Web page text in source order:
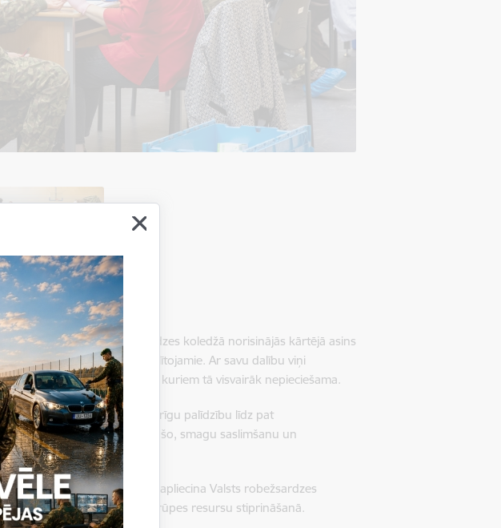
filiāli Valsts robežsardzes koledžā norisinājās kārtējā asins
personāls, gan izglītojamie. Ar savu dalību viņi
sniegt palīdzību cilvēkiem, kuriem tā visvairāk nepieciešama.
ļaus nodrošināt dzīvībai svarīgu palīdzību līdz pat
negadījumos cietušo, smagu saslimšanu un
ārstēšanai.
un nozīmīgu tradīciju, kas apliecina Valsts robežsardzes
kopējo veselības aprūpes resursu stiprināšanā.